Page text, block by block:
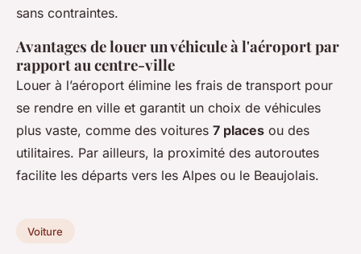
sans contraintes.
Avantages de louer un véhicule à l'aéroport par
rapport au centre-ville
Louer à l’aéroport élimine les frais de transport pour
se rendre en ville et garantit un choix de véhicules
plus vaste, comme des voitures 7 places ou des
utilitaires. Par ailleurs, la proximité des autoroutes
facilite les départs vers les Alpes ou le Beaujolais.
Voiture